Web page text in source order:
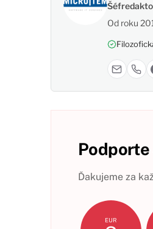
Od roku
Podporte
Ďakujeme za
EUR